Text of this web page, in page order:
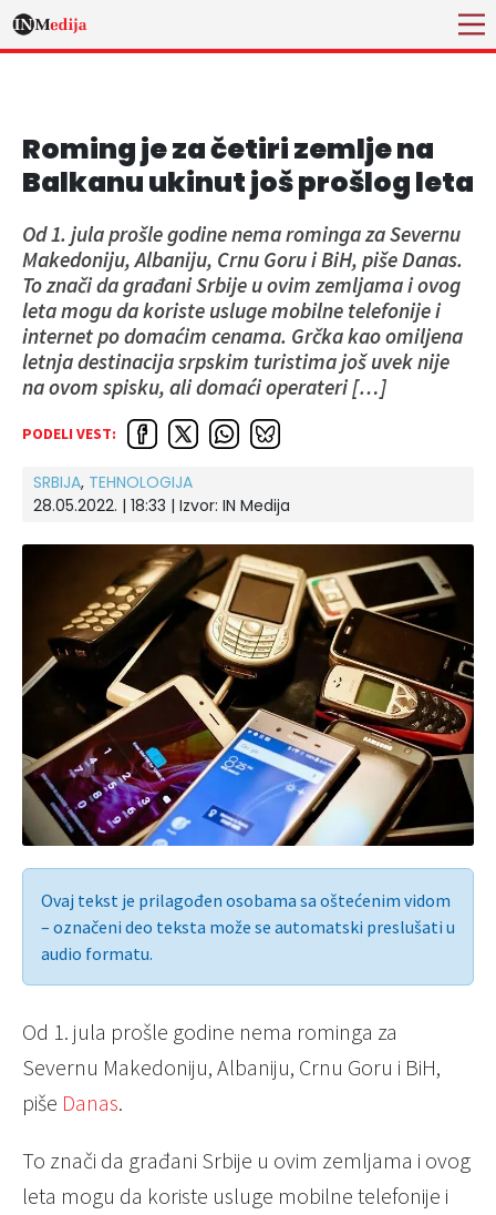
Roming je za četiri zemlje na
Balkanu ukinut još prošlog leta
Od 1. jula prošle godine nema rominga za Severnu
Makedoniju, Albaniju, Crnu Goru i BiH, piše Danas.
To znači da građani Srbije u ovim zemljama i ovog
leta mogu da koriste usluge mobilne telefonije i
internet po domaćim cenama. Grčka kao omiljena
letnja destinacija srpskim turistima još uvek nije
na ovom spisku, ali domaći operateri […]
PODELI VEST:
SRBIJA, TEHNOLOGIJA
28.05.2022. | 18:33 | Izvor: IN Medija
Ovaj tekst je prilagođen osobama sa oštećenim vidom
– označeni deo teksta može se automatski preslušati u
audio formatu.
Od 1. jula prošle godine nema rominga za
Severnu Makedoniju, Albaniju, Crnu Goru i BiH,
piše Danas.
To znači da građani Srbije u ovim zemljama i ovog
leta mogu da koriste usluge mobilne telefonije i